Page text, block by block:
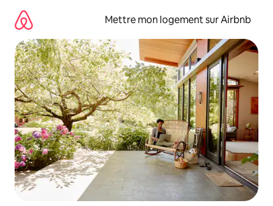
directement
contenu
Mettre mon logement sur Airbnb